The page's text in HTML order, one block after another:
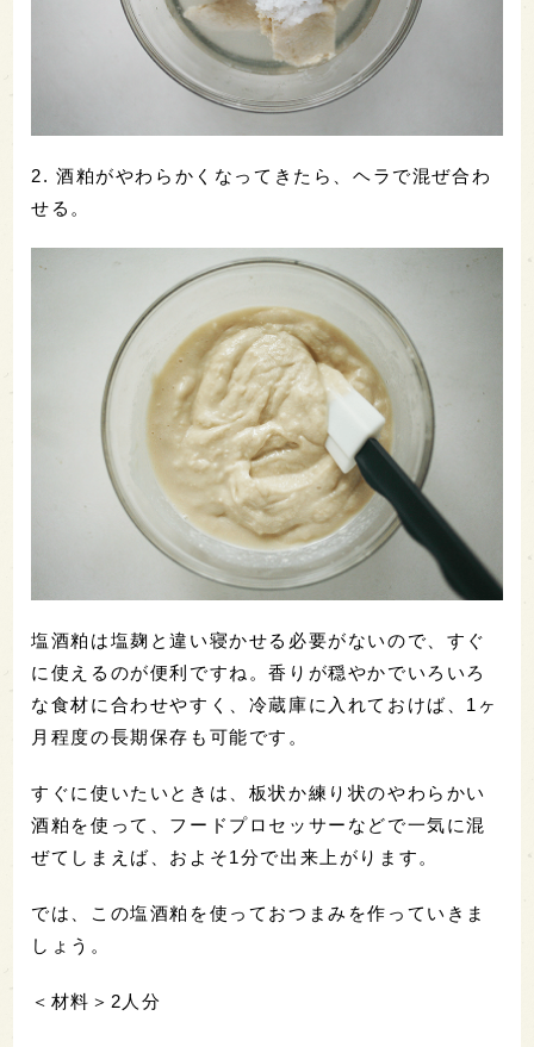
2. 酒粕がやわらかくなってきたら、ヘラで混ぜ合わ
せる。
塩酒粕は塩麹と違い寝かせる必要がないので、すぐ
に使えるのが便利ですね。香りが穏やかでいろいろ
な食材に合わせやすく、冷蔵庫に入れておけば、1ヶ
月程度の長期保存も可能です。
すぐに使いたいときは、板状か練り状のやわらかい
酒粕を使って、フードプロセッサーなどで一気に混
ぜてしまえば、およそ1分で出来上がります。
では、この塩酒粕を使っておつまみを作っていきま
しょう。
＜材料＞2人分